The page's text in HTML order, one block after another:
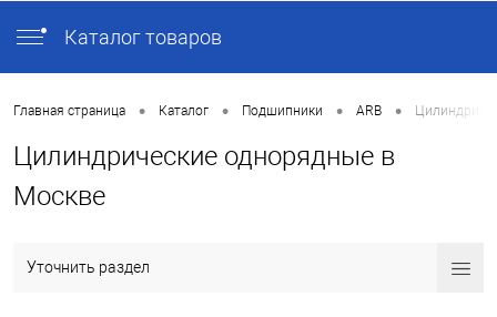
Каталог товаров
Главная страница • Каталог • Подшипники • ARB •
Цилиндрические однорядные в
Москве
Уточнить раздел